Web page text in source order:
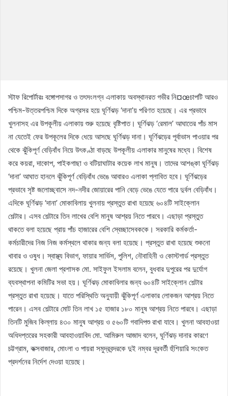
স্টাফ রিপোর্টারঃ বঙ্গোপসাগর ও তৎসংলগ্ন এলাকায় অবস্থানরত গভীর নি¤œচাপটি আরও
পশ্চিম-উত্তরপশ্চিম দিকে অগ্রসর হয়ে ঘূর্ণিঝড় ‘দানা’য় পরিণত হয়েছে। এর প্রভাবে
খুলনাসহ এর উপকূলীয় এলাকায় শুরু হয়েছে বৃষ্টিপাত। ঘূর্ণিঝড় ‘রেমাল’ আঘাতের পাঁচ মাস
না যেতেই ফের উপকূলের দিকে ধেয়ে আসছে ঘূর্ণিঝড় দানা। ঘূর্ণিঝড়ের পূর্বাভাস পাওয়ার পর
থেকে ঝুঁকিপূর্ণ বেড়িবাঁধ নিয়ে উৎকণ্ঠা বাড়ছে উপকূলীয় এলাকার মানুষের মধ্যে। বিশেষ
করে কয়রা, দাকোপ, পাইকগাছা ও বটিয়াঘাটার কয়েক লাখ মানুষ। তাদের আশঙ্কা ঘূর্ণিঝড়
‘দানা’ আঘাত হানলে ঝুঁকিপূর্ণ বেড়িবাঁধ ভেঙে আবারও এলাকা প্লাবিত হবে। ঘূর্ণিঝড়ের
প্রভাবে সৃষ্ট জলোচ্ছ্বাসে নদ-নদীর জোয়ারের পানি বেড়ে ভেঙে যেতে পারে দুর্বল বেড়িবাঁধ।
এদিকে ঘূর্ণিঝড় ‘দানা’ মোকাবিলায় খুলনায় প্রস্তুত রাখা হয়েছে ৬০৪টি সাইক্লোন
শেল্টার। এসব শেল্টারে তিন লাখের বেশি মানুষ আশ্রয় নিতে পারবে। এছাড়া প্রস্তুত
থাকতে বলা হয়েছে প্রায় পাঁচ হাজারের বেশি স্বেচ্ছাসেবককে। সরকারি কর্মকর্তা-
কর্মচারীদের নিজ নিজ কর্মস্থলে থাকার জন্য বলা হয়েছে। প্রস্তুত রাখা হয়েছে শুকনো
খাবার ও ওষুধ। স্বাস্থ্য বিভাগ, ফায়ার সার্ভিস, পুলিশ, নৌবাহিনী ও কোস্টগার্ড প্রস্তুত
রয়েছে। খুলনা জেলা প্রশাসক মো. সাইফুল ইসলাম বলেন, বুধবার দুপুরের পর দুর্যোগ
ব্যবস্থাপনা কমিটির সভা হয়। ঘূর্ণিঝড় মোকাবিলার জন্য ৬০৪টি সাইক্লোন শেল্টার
প্রস্তুত রাখা হয়েছে। যাতে পরিস্থিতি অনুযায়ী ঝুঁকিপূর্ণ এলাকার লোকজন আশ্রয় নিতে
পারেন। এসব শেল্টারে মোট তিন লাখ ১৫ হাজার ১৮০ মানুষ আশ্রয় নিতে পারবে। এছাড়া
তিনটি মুজিব কিল্লায় ৪৩০ মানুষ আশ্রয় ও ৫৬০টি গবাদিপশু রাখা যাবে। খুলনা আবহাওয়া
অধিদপ্তরের সহকারী আবহাওয়াবিদ মো. আমিরুল আজাদ বলেন, ঘূর্ণিঝড় দানার কারণে
চট্টগ্রাম, কক্সবাজার, মোংলা ও পায়রা সমুদ্রবন্দরকে দুই নম্বর দূরবর্তী হুঁশিয়ারি সংকেত
প্রদর্শনের নির্দেশ দেওয়া হয়েছে।